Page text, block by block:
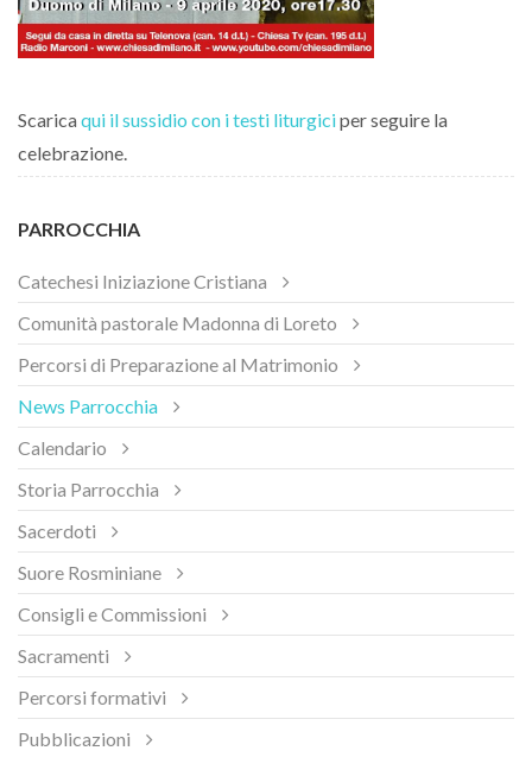
Scaricaqui il sussidio con i testi liturgiciper seguire la
celebrazione.
PARROCCHIA
Catechesi Iniziazione Cristiana
Comunità pastorale Madonna di Loreto
Percorsi di Preparazione al Matrimonio
News Parrocchia
Calendario
Storia Parrocchia
Sacerdoti
Suore Rosminiane
Consigli e Commissioni
Sacramenti
Percorsi formativi
Pubblicazioni